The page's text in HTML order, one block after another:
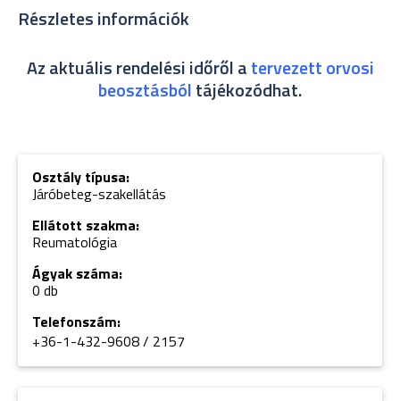
Részletes információk
Az aktuális rendelési időről atervezett orvosi
beosztásbóltájékozódhat.
Osztály típusa:
Járóbeteg-szakellátás
Ellátott szakma:
Reumatológia
Ágyak száma:
0 db
Telefonszám:
+36-1-432-9608 / 2157